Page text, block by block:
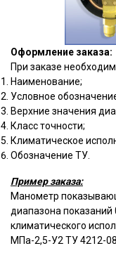
Оформление заказа:
При заказе
Наименование;
Условное
Верхние значения
Класс точности;
Климатическое
Обозначение ТУ.
Пример заказа:
Манометр
диапазона показаний
климатического
МПа-2,5-У2 ТУ 4212-